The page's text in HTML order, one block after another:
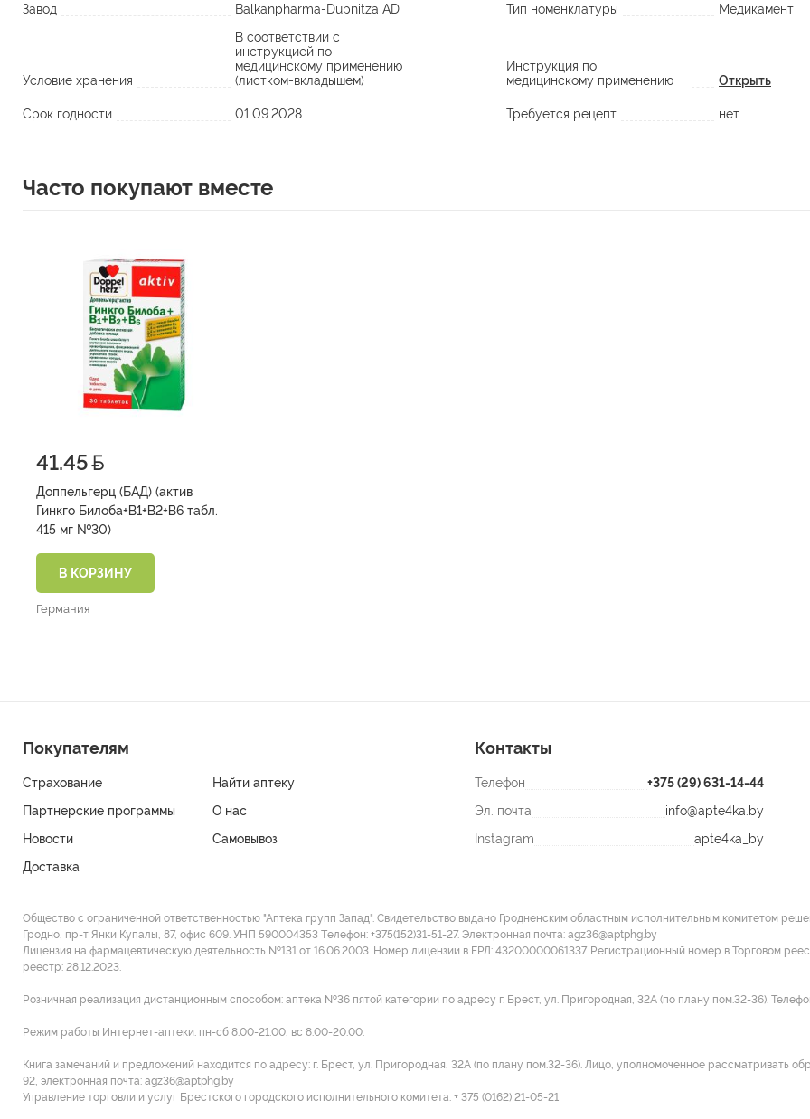
Завод Balkanpharma-Dupnitza AD Тип номенклатуры Медикамент
Условие хранения
В соответствии с
инструкцией по
медицинскому применению
(листком-вкладышем)
Инструкция по
медицинскому применению
Открыть
Срок годности 01.09.2028 Требуется рецепт нет
Часто покупают вместе
41.45
Доппельгерц (БАД) (актив
Гинкго Билоба+В1+В2+В6 табл.
415 мг №30)
В КОРЗИНУ
Германия
Покупателям
Страхование
Найти аптеку
Партнерские программы
О нас
Новости
Самовывоз
Доставка
Контакты
Телефон
+375 (29) 631-14-44
Эл. почта
info@apte4ka.by
Instagram
apte4ka_by
Общество с ограниченной ответственностью "Аптека групп Запад". Свидетельство выдано Гродненским областным исполнительным комитетом
Гродно, пр-т Янки Купалы, 87, офис 609. УНП 590004353 Tелефон: +375(152)31-51-27. Электронная почта: agz36@aptphg.by
Лицензия на фармацевтическую деятельность №131 от 16.06.2003. Номер лицензии в ЕРЛ: 43200000061337. Регистрационный номер в Торговом
реестр: 28.12.2023.
Розничная реализация дистанционным способом: аптека №36 пятой категории по адресу г. Брест, ул. Пригородная, 32А (по плану пом.32-36).
Режим работы Интернет-аптеки: пн-сб 8:00-21:00, вс 8:00-20:00.
Книга замечаний и предложений находится по адресу: г. Брест, ул. Пригородная, 32А (по плану пом.32-36). Лицо, уполномоченное рассматривать
92, электронная почта: agz36@aptphg.by
Управление торговли и услуг Брестского городского исполнительного комитета: + 375 (0162) 21-05-21